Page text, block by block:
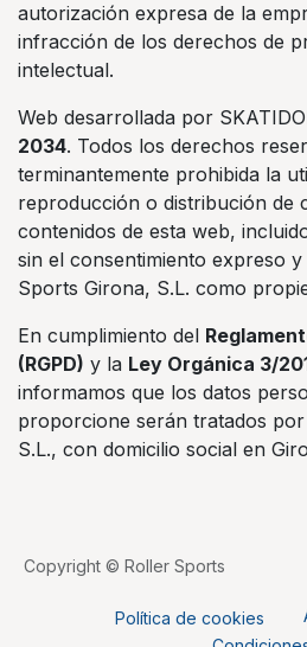
autorización expresa de la
infracción de los derechos de
intelectual.
Web desarrollada por
2034. Todos los derechos
terminantemente prohibida la
reproducción o distribución de
contenidos de esta web,
sin el consentimiento expreso
Sports Girona, S.L. como
En cumplimiento del
(RGPD) y la Ley Orgánica 3/
informamos que los datos
proporcione serán tratados
S.L., con domicilio social en
Copyright © Roller Sports
Política de cookies